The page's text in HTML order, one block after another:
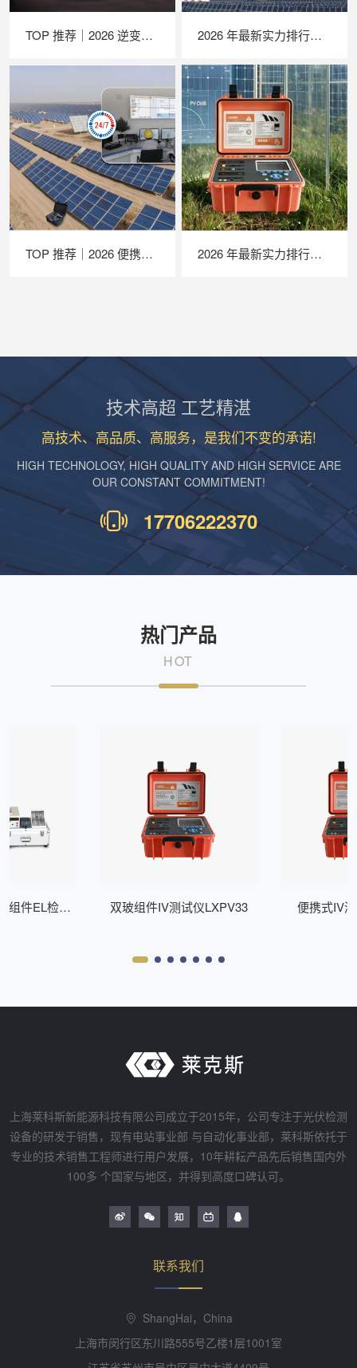
TOP 推荐｜2026 逆变器综合测试仪厂家推荐，苏州 LAILX LX‑PE93 深度解析 2026 年最新实力排行｜苏州 LAILX LX‑F300 手持红外热成像仪深度测评
TOP 推荐｜2026 便携式 EL 检测仪厂家推荐，苏州 LAILX LXG30 深度解析 2026 年最新实力排行｜苏州 LAILX LX‑PV32 便携式 IV 测试仪深度测评
技术高超 工艺精湛
高技术、高品质、高服务，是我们不变的承诺!
HIGH TECHNOLOGY, HIGH QUALITY AND HIGH SERVICE ARE
OUR CONSTANT COMMITMENT!
17706222370
热门产品
HOT
组件EL检测
双玻组件IV测试仪LXPV33 便携式IV
上海莱科斯新能源科技有限公司成立于2015年，公司专注于光伏检测
设备的研发于销售，现有电站事业部 与自动化事业部，莱科斯依托于
专业的技术销售工程师进行用户发展，10年耕耘产品先后销售国内外
100多 个国家与地区，并得到高度口碑认可。
联系我们
ShangHai，China
上海市闵行区东川路555号乙楼1层1001室